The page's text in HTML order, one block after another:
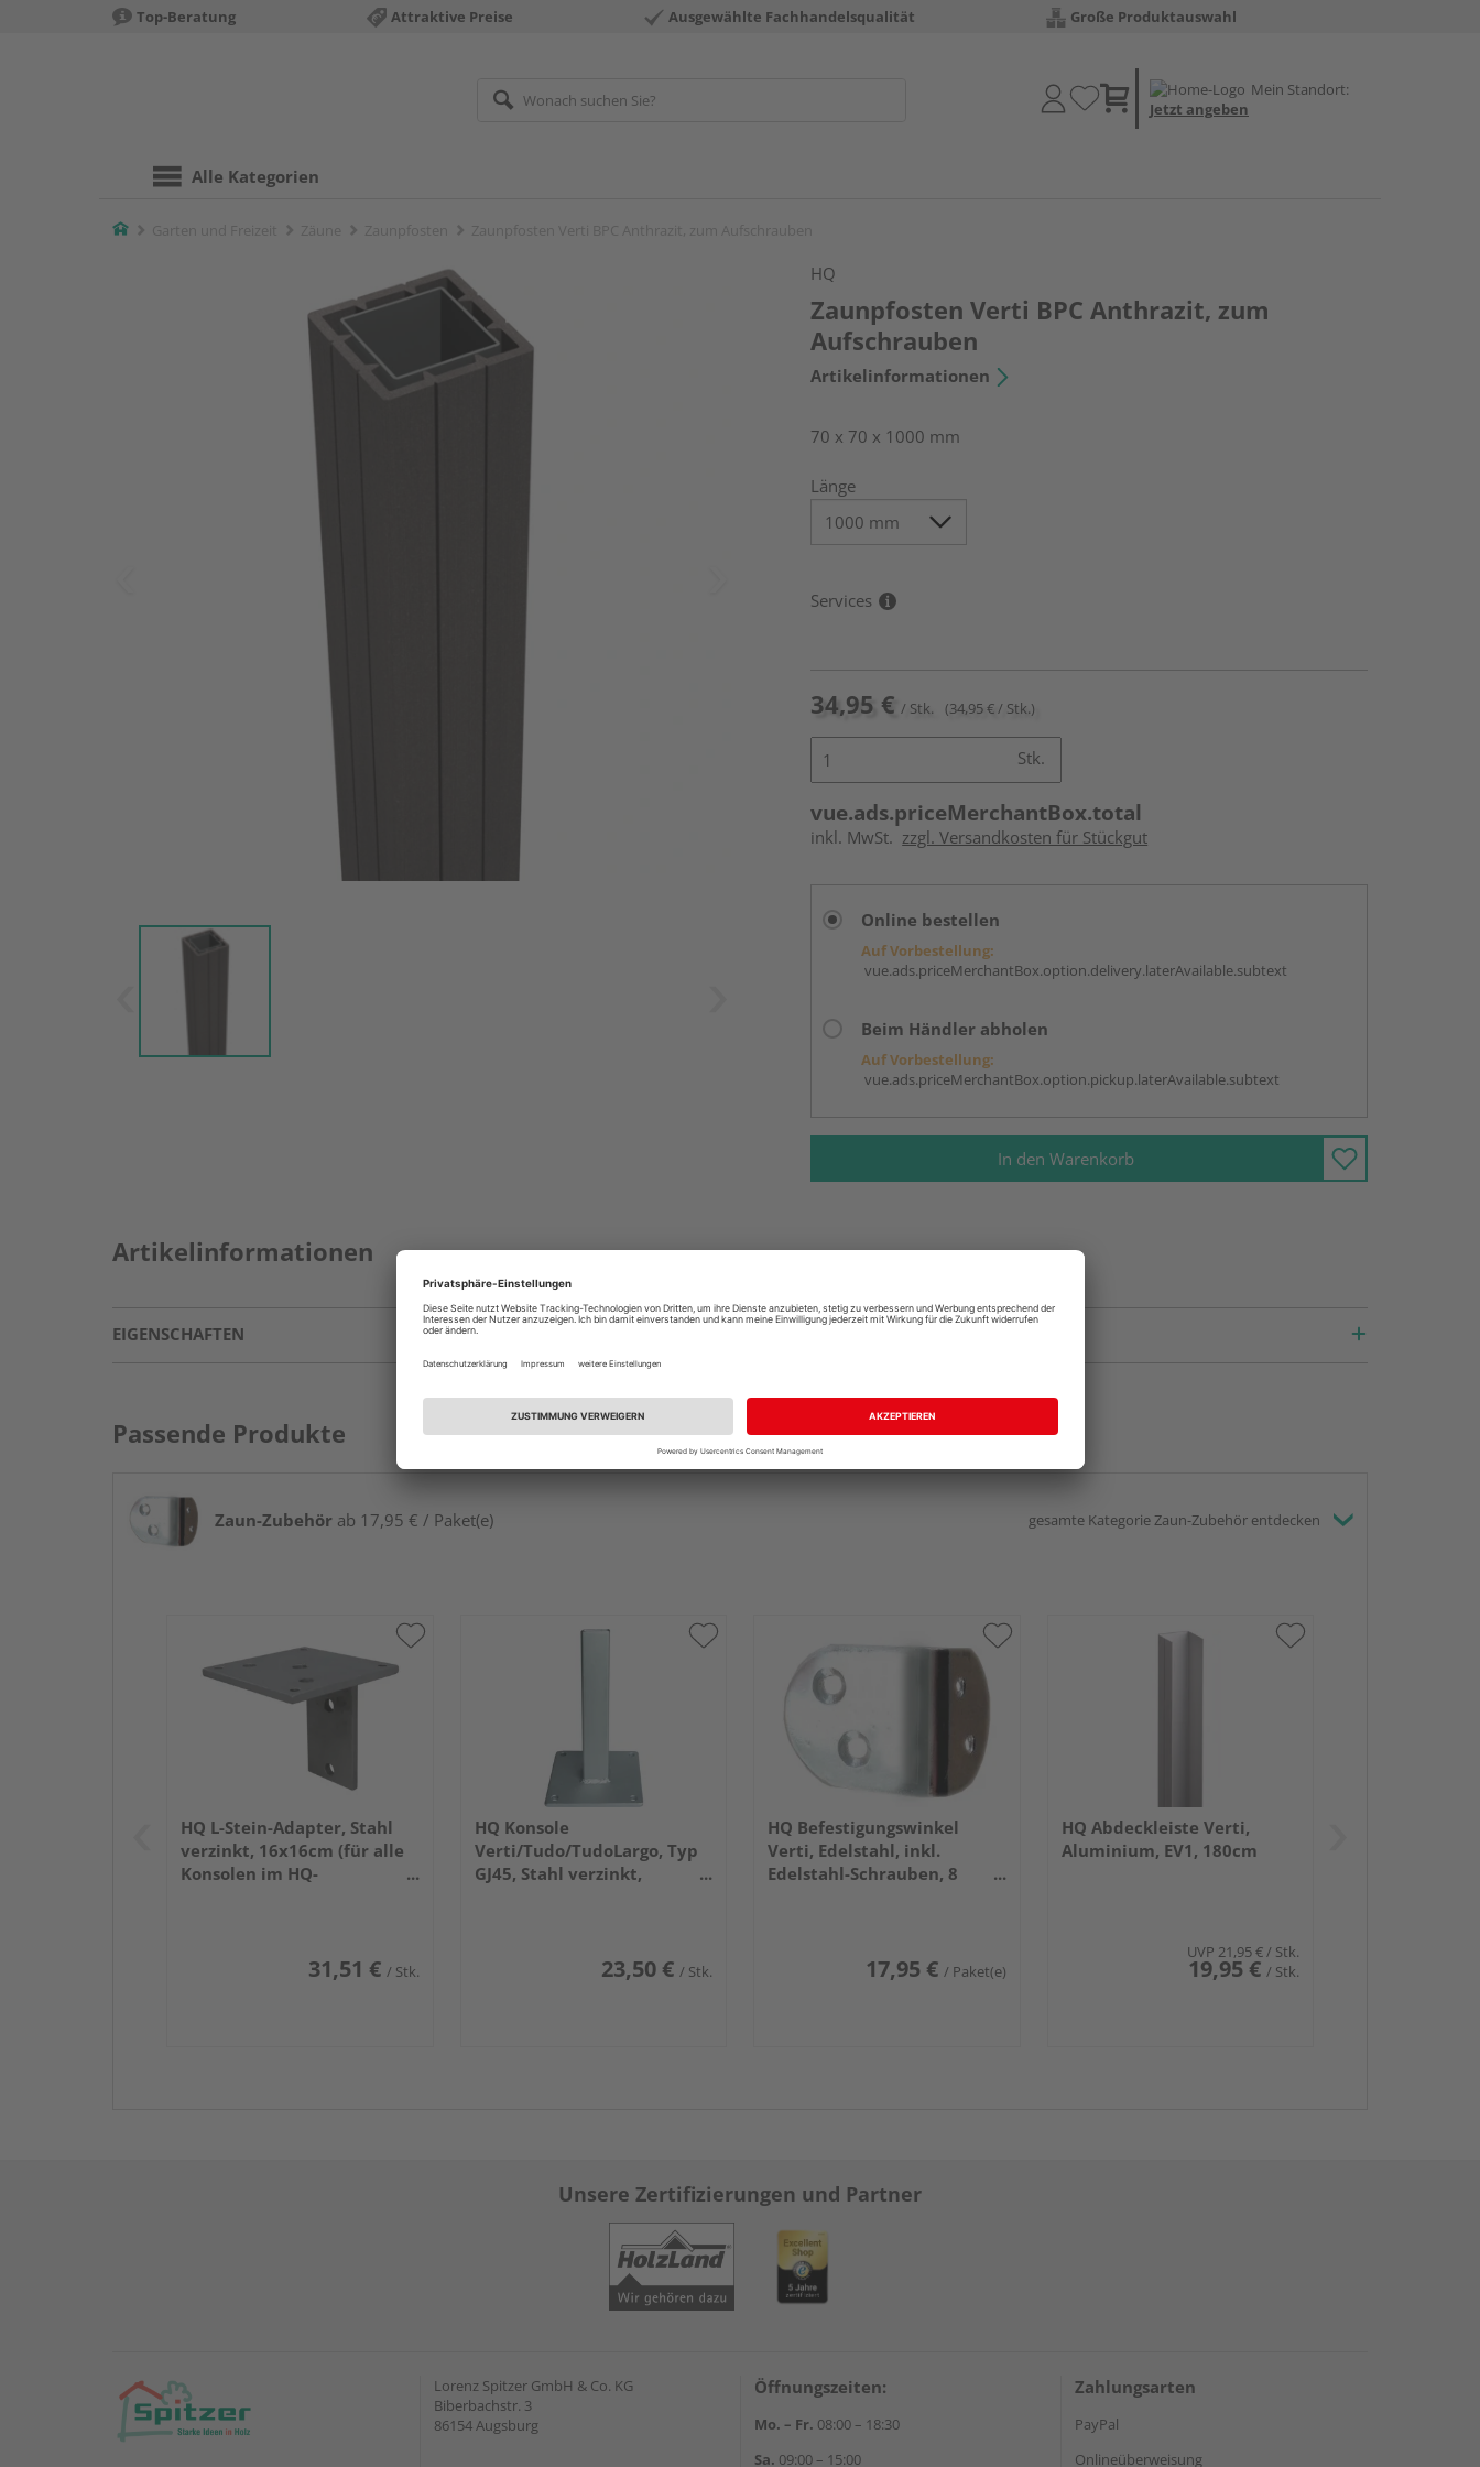
Top-Beratung Attraktive Preise Ausgewählte Fachhandelsqualität Große Produktauswahl
Mein Standort:
Jetzt angeben
Alle Kategorien
Home
HQ
Zaunpfosten Verti BPC Anthrazit, zum
Aufschrauben
Artikelinformationen
70 x 70 x 1000 mm
Länge
Services
34,95 € / Stk. (34,95 € / Stk.)
Stk.
vue.ads.priceMerchantBox.total
inkl. MwSt. zzgl. Versandkosten für Stückgut
Online bestellen
Auf Vorbestellung:
vue.ads.priceMerchantBox.option.delivery.laterAvailable.subtext
Beim Händler abholen
Auf Vorbestellung:
vue.ads.priceMerchantBox.option.pickup.laterAvailable.subtext
In den Warenkorb
Artikelinformationen
EIGENSCHAFTEN
Passende Produkte
Zaun-Zubehör ab 17,95 € / Paket(e) gesamte Kategorie Zaun-Zubehör entdecken
HQ L-Stein-Adapter, Stahl
verzinkt, 16x16cm (für alle
Konsolen im HQ-
31,51 € / Stk.
HQ Konsole
Verti/Tudo/TudoLargo, Typ
GJ45, Stahl verzinkt,
23,50 € / Stk.
HQ Befestigungswinkel
Verti, Edelstahl, inkl.
Edelstahl-Schrauben, 8
17,95 € / Paket(e)
HQ Abdeckleiste Verti,
Aluminium, EV1, 180cm
UVP 21,95 €/ Stk.
19,95 € / Stk.
Unsere Zertifizierungen und Partner
Lorenz Spitzer GmbH & Co. KG
Biberbachstr. 3
86154 Augsburg
Öffnungszeiten:
Mo. – Fr. 08:00 – 18:30
Sa. 09:00 – 15:00
Zahlungsarten
PayPal
Onlineüberweisung